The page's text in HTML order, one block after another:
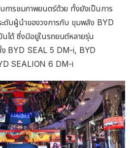
การชมภาพยนตร์ด้วย ทั้งยังเป็นการ
ะดับผู้นำของวงการกับ ขุมพลัง BYD
ได้ ซึ่งมีอยู่ในรถยนต์หลายรุ่น
BYD SEAL 5 DM-i, BYD
SEALION 6 DM-i